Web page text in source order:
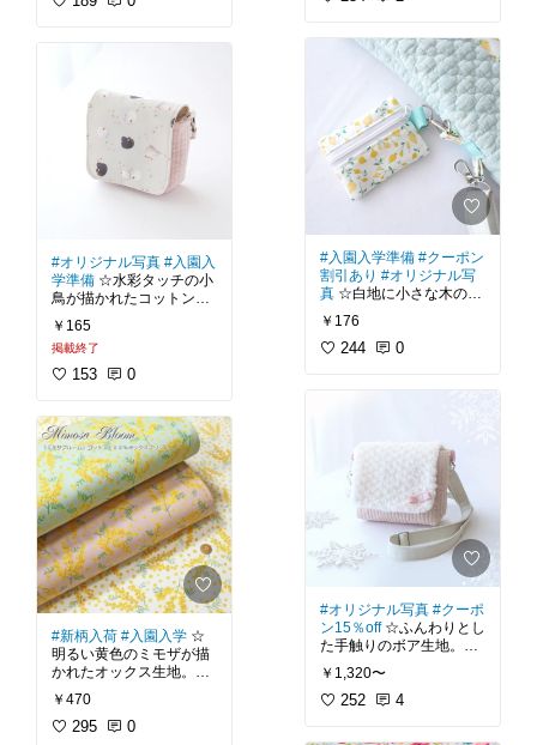
#ママに優しい
組み合わせが好みでした
ドメイド」では、
入学グッズ
#移動ポケッ
の作り方を詳細な手順
画像付きで無料公開中⭐
【おすすめグッズ】ポー
チ、巾着、ブラウス、ス
#ハンドメイド
#生地
#ママに優しい
#買って
#女の子
備
今回はこのシリーズの新
色から「ピーチ」を使っ
て、巾着付きのトートバ
ッグを作ってみました＾
生地自体は家庭用ミシン
い生地という印象。
生地端もボロボロになり
にくいです。
バッグやポーチ類はもち
ろん、リュックの背当て
部分とか肩紐カバーなん
かにも向いている生地だ
広幅154cmでお値段も手
頃なのも魅力です♪
これからの季節にどんど
ん使っていきたいですね
(´∀｀）
⭐ハンドメイドブログ
「うろこのあれこれハン
ドメイド」では、#トー
トバッグ #入園入学グッ
ズの作り方を詳細な手順
画像付きで無料公開中⭐
【おすすめグッズ】トー
トバッグ、ポーチ、タブ
レットケース、肩紐カバ
ー、リュックサックなど
#オリジナル写真 #入園入
学準備 ☆水彩タッチの小
鳥が描かれたコットン生
地。
柔らかいパステルグレー
に描かれた色々な小鳥た
ても優しい雰囲気です＾
＾
転々と散らばった足跡も
可愛いですよね。
私はこの生地でミニミニ
サイズのバッグを作りま
した。
小さめの柄なので小物作
りにぴったりです。
ター「菜々すうじ」さん
デザインの生地。
小鳥好きの方に是非おす
すめしたい1枚です😊
⭐ハンドメイドブログ
￥165
掲載終了
153 0
#新柄入荷 #入園入学 ☆
明るい黄色のミモザが描
かれたオックス生地。
生地いっぱいに咲いたミ
モザの花。
￥470
295 0
#ハンドメイド
#生地
#ママに優しい
#オリジ
なと思います。
甚平以外にも夏のハンド
メイドにおすすめの1枚
⭐私のブログでは、
#ネグ
リジェ
#かぼちゃパン
の作り方を詳細な手順
画像付きで無料公開中⭐
【おすすめグッズ】浴
衣、甚平、パジャマ、ワ
ンピース、ネグリジェ、
ハーフパンツ、かぼちゃ
#ハンドメイド
地は明るい色彩で柔らか
い雰囲気が素敵！
私はこの生地でネコ耳巾
着を作ってみました。
華やかさと上品さがあっ
てとってもいい感じで
す。
柔らかくて縫いやすいの
ミモザ好きさん、ハンド
メイド初心者さんにもお
すすめの1枚です😊
⭐ハンドメイドブログ
ドメイド」では、
細な手順画像付きで無料
【おすすめグッズ】ポー
チ、巾着、ブラウス、ス
カート、トートバッグな
#ハンドメイド
#生地
#ママに優しい
#買って
よかった
#水彩
#女の子
#入園入学準
備
#入園入学準備 #クーポン
割引あり #オリジナル写
真 ☆白地に小さな木の実
が描かれたコットン生
地。
小さめの柄なので、ミニ
ポーチやコップ袋などの
小物作りにもぴったり。
大きめのアイテムなら逆
に無地感覚で使えるのも
魅力です。
生地は薄手。ギャザーな
んかも寄せやすいです。
私はこれで小さなファス
ナーポーチを作ったり、
トートバッグの飾り布に
￥176
244 0
#オリジナル写真 #クーポ
ン15％off☆ふんわりとし
た手触りのボア生地。
温かみのあるボア生地は
秋冬のハンドメイドにぴ
￥1,320〜
252 4